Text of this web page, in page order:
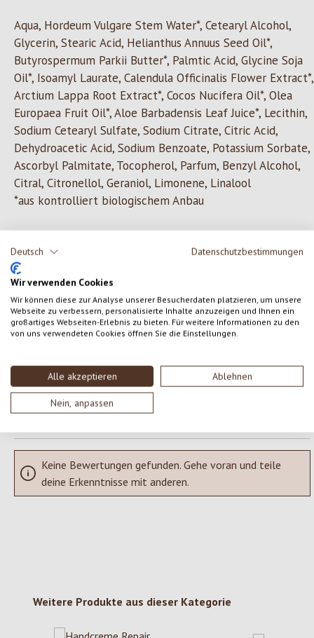
Deutsch Datenschutzbestimmungen
Wir verwenden Cookies
Wir können diese zur Analyse unserer Besucherdaten platzieren, um unsere
Webseite zu verbessern, personalisierte Inhalte anzuzeigen und Ihnen ein
großartiges Webseiten-Erlebnis zu bieten. Für weitere Informationen zu den
von uns verwendeten Cookies öffnen Sie die Einstellungen.
Alle akzeptieren Ablehnen
Nein, anpassen
Aqua, Hordeum Vulgare Stem Water*, Cetearyl Alcohol,
Glycerin, Stearic Acid, Helianthus Annuus Seed Oil*,
Butyrospermum Parkii Butter*, Palmtic Acid, Glycine Soja
Oil*, Isoamyl Laurate, Calendula Officinalis Flower Extract*,
Arctium Lappa Root Extract*, Cocos Nucifera Oil*, Olea
Europaea Fruit Oil*, Aloe Barbadensis Leaf Juice*, Lecithin,
Sodium Cetearyl Sulfate, Sodium Citrate, Citric Acid,
Dehydroacetic Acid, Sodium Benzoate, Potassium Sorbate,
Ascorbyl Palmitate, Tocopherol, Parfum, Benzyl Alcohol,
Citral, Citronellol, Geraniol, Limonene, Linalool
*aus kontrolliert biologischem Anbau
0 von 0 Bewertungen
Durchschnittliche Bewertung von 0 von 5 Sternen
Gib eine Bewertung ab!
Teile deine Erfahrungen mit dem Produkt mit anderen Kunden.
SCHREIBE EINE BEWERTUNG
Bewertungen nur in der aktuellen Sprache anzeigen.
Keine Bewertungen gefunden. Gehe voran und teile
deine Erkenntnisse mit anderen.
Produktgalerie überspringen
Weitere Produkte aus dieser Kategorie